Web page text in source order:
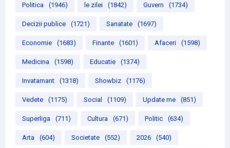
Politica (1946) le zilei (1842) Guvern (1734)
Decizii publice (1721) Sanatate (1697)
Economie (1683) Finante (1601) Afaceri (1598)
Medicina (1598) Educatie (1374)
Invatamant (1318) Showbiz (1176)
Vedete (1175) Social (1109) Update me (851)
Superliga (711) Cultura (671) Politic (634)
Arta (604) Societate (552) 2026 (540)